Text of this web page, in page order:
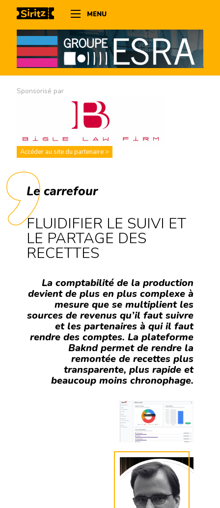
MENU
Sponsorisé par
Accéder au site du partenaire >
Le carrefour
FLUIDIFIER LE SUIVI ET
LE PARTAGE DES
RECETTES
La comptabilité de la production
devient de plus en plus complexe à
mesure que se multiplient les
sources de revenus qu’il faut suivre
et les partenaires à qui il faut
rendre des comptes. La plateforme
Baknd permet de rendre la
remontée de recettes plus
transparente, plus rapide et
beaucoup moins chronophage.